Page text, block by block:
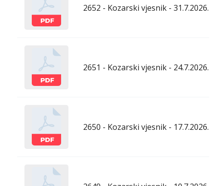
2652 - Kozarski vjesnik - 31.7.2026.
2651 - Kozarski vjesnik - 24.7.2026.
2650 - Kozarski vjesnik - 17.7.2026.